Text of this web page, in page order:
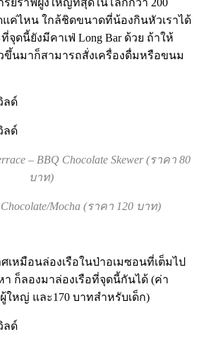
ยีราฟฝูงใหญ่ที่สุดในโลกกว่า 200
แค่ไหน ใกล้ชิดขนาดที่น้องกินหัวเราได้
จุดนี้ยังมีคาเฟ่ Long Bar ด้วย ถ้าให้
ขึ้นมาก็สามารถสั่งเครื่องดื่มหรือขนม
– BBQ Chocolate Skewer (ราคา 80
บาท)
Mocha (ราคา 120 บาท)
เหมือนล่องเรือในป่าอเมซอนที่เต็มไป
ก็ลองมาล่องเรือที่จุดนี้กันได้ (ค่า
ใหญ่ และ170 บาทสำหรับเด็ก)